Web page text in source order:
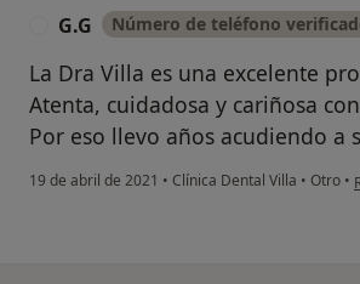
G.G Número de teléfono
La Dra Villa es una excelente
Atenta, cuidadosa y cariñosa
Por eso llevo años acudiendo a
19 de abril de 2021 • Clínica Dental Villa • Otro •